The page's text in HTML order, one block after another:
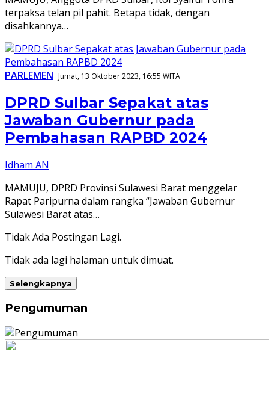
terpaksa telan pil pahit. Betapa tidak, dengan
disahkannya…
PARLEMEN Jumat, 13 Oktober 2023, 16:55 WITA
DPRD Sulbar Sepakat atas
Jawaban Gubernur pada
Pembahasan RAPBD 2024
Idham AN
MAMUJU, DPRD Provinsi Sulawesi Barat menggelar
Rapat Paripurna dalam rangka “Jawaban Gubernur
Sulawesi Barat atas…
Tidak Ada Postingan Lagi.
Tidak ada lagi halaman untuk dimuat.
Selengkapnya
Pengumuman